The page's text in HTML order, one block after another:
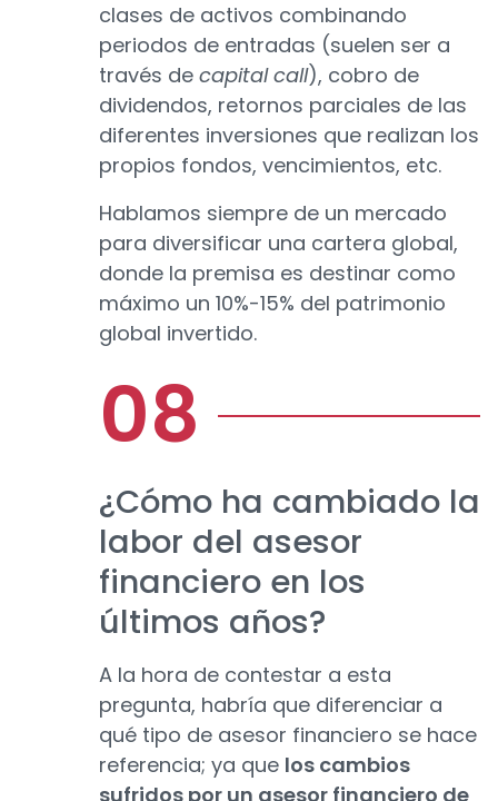
clases de activos combinando
periodos de entradas (suelen ser a
través de capital call), cobro de
dividendos, retornos parciales de las
diferentes inversiones que realizan los
propios fondos, vencimientos, etc.
Hablamos siempre de un mercado
para diversificar una cartera global,
donde la premisa es destinar como
máximo un 10%-15% del patrimonio
global invertido.
¿Cómo ha cambiado la
labor del asesor
financiero en los
últimos años?
A la hora de contestar a esta
pregunta, habría que diferenciar a
qué tipo de asesor financiero se hace
referencia; ya que los cambios
sufridos por un asesor financiero de